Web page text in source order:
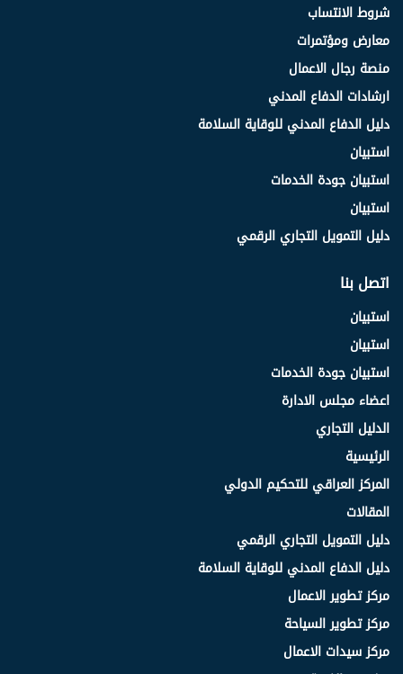
شروط الانتساب
معارض ومؤتمرات
منصة رجال الاعمال
ارشادات الدفاع المدني
دليل الدفاع المدني للوقاية السلامة
استبيان
استبيان جودة الخدمات
استبيان
دليل التمويل التجاري الرقمي
اتصل بنا
استبيان
استبيان
استبيان جودة الخدمات
اعضاء مجلس الادارة
الدليل التجاري
الرئيسية
المركز العراقي للتحكيم الدولي
المقالات
دليل التمويل التجاري الرقمي
دليل الدفاع المدني للوقاية السلامة
مركز تطوير الاعمال
مركز تطوير السياحة
مركز سيدات الاعمال